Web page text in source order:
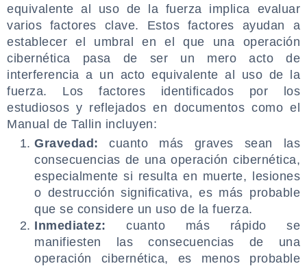
equivalente al uso de la fuerza implica evaluar
varios factores clave. Estos factores ayudan a
establecer el umbral en el que una operación
cibernética pasa de ser un mero acto de
interferencia a un acto equivalente al uso de la
fuerza. Los factores identificados por los
estudiosos y reflejados en documentos como el
Manual de Tallin incluyen:
Gravedad: cuanto más graves sean las
consecuencias de una operación cibernética,
especialmente si resulta en muerte, lesiones
o destrucción significativa, es más probable
que se considere un uso de la fuerza.
Inmediatez: cuanto más rápido se
manifiesten las consecuencias de una
operación cibernética, es menos probable